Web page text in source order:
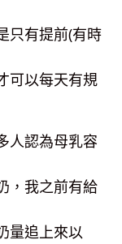
只有提前(有時
可以每天有規
人認為母乳容
，我之前有給
量追上來以